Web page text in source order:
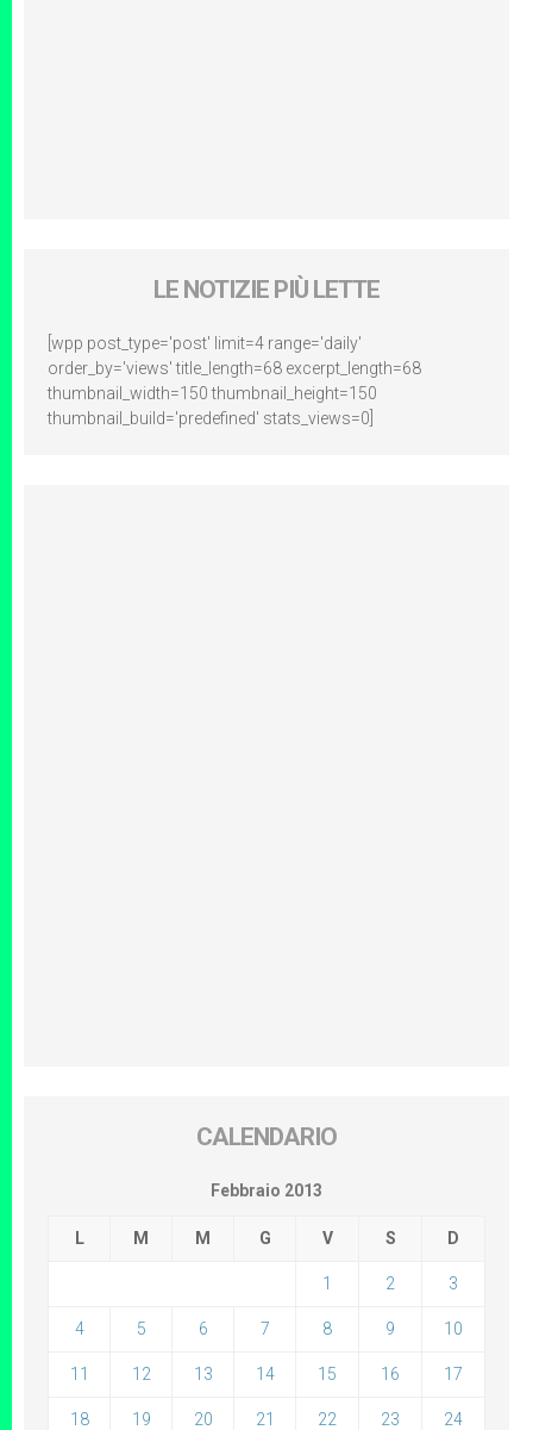
LE NOTIZIE PIÙ LETTE
[wpp post_type='post' limit=4 range='daily'
order_by='views' title_length=68 excerpt_length=68
thumbnail_width=150 thumbnail_height=150
thumbnail_build='predefined' stats_views=0]
CALENDARIO
Febbraio 2013
L M M G V S D
1 2 3
4 5 6 7 8 9 10
11 12 13 14 15 16 17
18 19 20 21 22 23 24